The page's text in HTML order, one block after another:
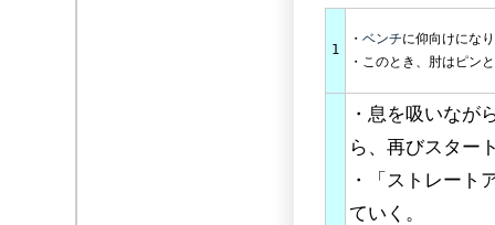
1
・ ベンチに仰向けにな
・このとき、肘はピン
・息を吸いなが
ら、再びスター
・「ストレート
ていく。